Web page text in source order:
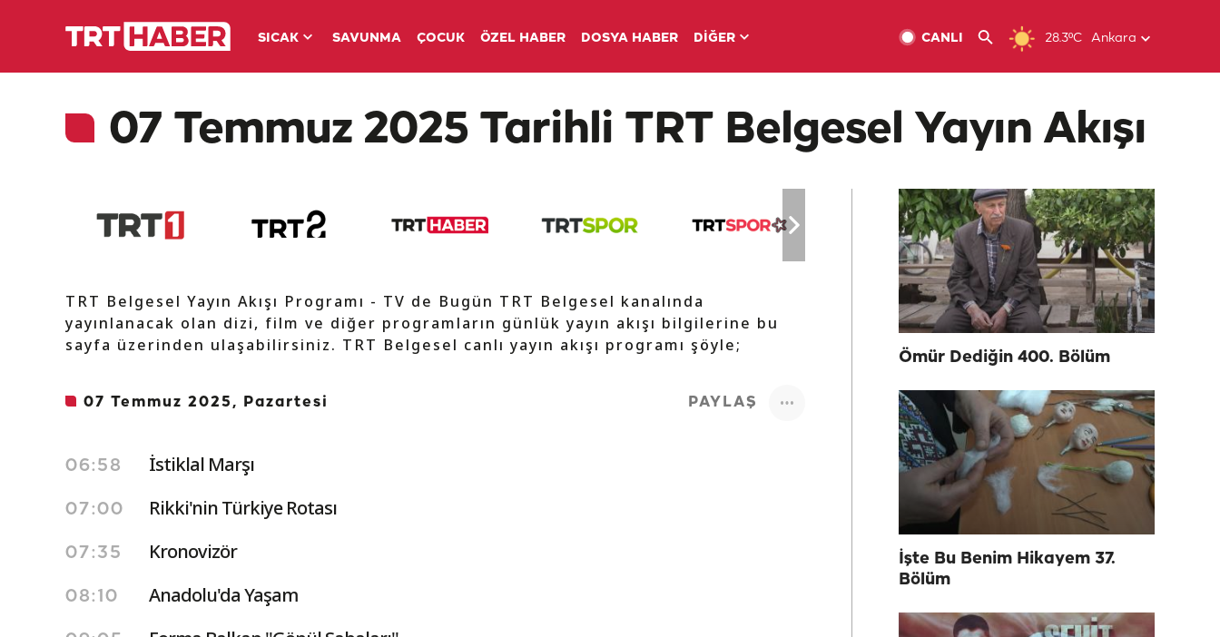
SICAK SAVUNMA ÇOCUK ÖZEL HABER DOSYA HABER DİĞER 28.3ºC Ankara
CANLI
07 Temmuz 2025 Tarihli TRT Belgesel Yayın Akışı
TRT Belgesel Yayın Akışı Programı - TV de Bugün TRT Belgesel kanalında
yayınlanacak olan dizi, film ve diğer programların günlük yayın akışı bilgilerine bu
sayfa üzerinden ulaşabilirsiniz. TRT Belgesel canlı yayın akışı programı şöyle;
07 Temmuz 2025, Pazartesi PAYLAŞ
06:58 İstiklal Marşı
07:00 Rikki'nin Türkiye Rotası
07:35 Kronovizör
08:10 Anadolu'da Yaşam
Ömür Dediğin 400. Bölüm
İşte Bu Benim Hikayem 37.
Bölüm